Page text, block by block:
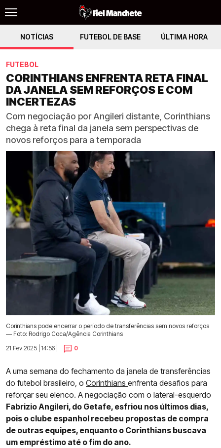
NOTÍCIAS FUTEBOL DE BASE ÚLTIMA HORA
FUTEBOL
CORINTHIANS ENFRENTA RETA FINAL
DA JANELA SEM REFORÇOS E COM
INCERTEZAS
Com negociação por Angileri distante, Corinthians
chega à reta final da janela sem perspectivas de
novos reforços para a temporada
Corinthians pode encerrar o período de transferências sem novos reforços
— Foto: Rodrigo Coca/Agência Corinthians
21 Fev 2025 | 14:56 |
0
A uma semana do fechamento da janela de transferências
do futebol brasileiro, o Corinthians enfrenta desafios para
reforçar seu elenco. A negociação com o lateral-esquerdo
Fabrizio Angileri, do Getafe, esfriou nos últimos dias,
pois o clube espanhol recebeu propostas de compra
de outras equipes, enquanto o Corinthians buscava
um empréstimo até o fim do ano.